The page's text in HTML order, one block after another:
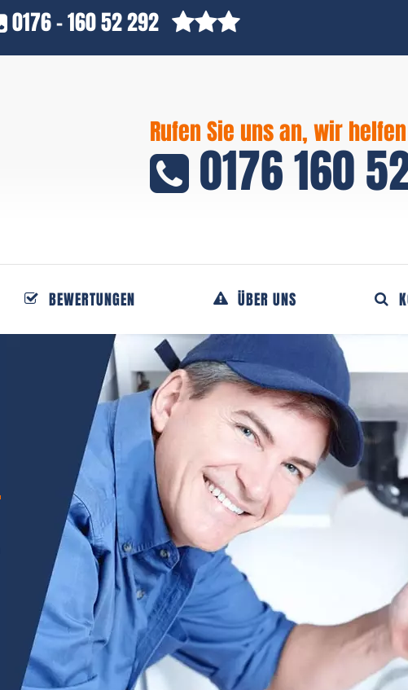
0176 - 160 52 292
Rufen Sie uns an, wir
0176 160
BEWERTUNGEN ÜBER UNS